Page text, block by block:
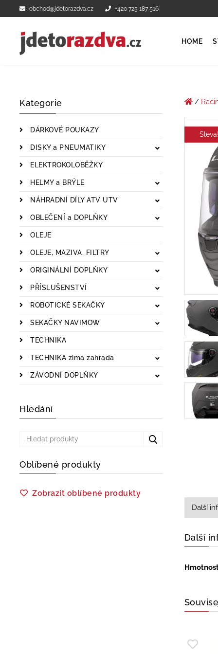
obchod@jdetorazdva.cz +420 725 187 516
HOME
Kategorie
DÁRKOVÉ POUKAZY
DISKY a PNEUMATIKY
ELEKTROKOLOBĚŽKY
HELMY a BRÝLE
NÁHRADNÍ DÍLY ATV UTV
OBLEČENÍ a DOPLŇKY
OLEJE
OLEJE, MAZIVA, FILTRY
ORIGINÁLNÍ DOPLŇKY
PŘÍSLUŠENSTVÍ
ROBOTICKÉ SEKAČKY
SEKAČKY NAVIMOW
TECHNIKA
TECHNIKA zima zahrada
ZÁVODNÍ DOPLŇKY
Hledání
Oblíbené produkty
Zobrazit oblíbené produkty
/
Sleva!
Další
Další